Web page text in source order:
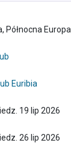
Północna Europa
Euribia
19 lip 2026
26 lip 2026